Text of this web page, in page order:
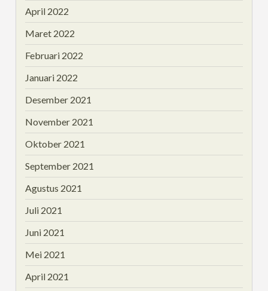
April 2022
Maret 2022
Februari 2022
Januari 2022
Desember 2021
November 2021
Oktober 2021
September 2021
Agustus 2021
Juli 2021
Juni 2021
Mei 2021
April 2021